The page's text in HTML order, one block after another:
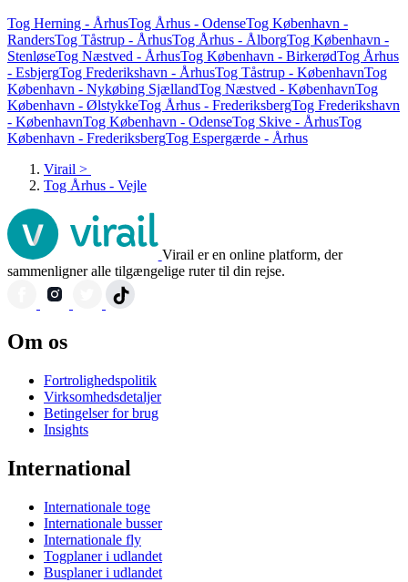
Tog Herning - ÅrhusTog Århus - OdenseTog København -
RandersTog Tåstrup - ÅrhusTog Århus - ÅlborgTog København -
StenløseTog Næstved - ÅrhusTog København - BirkerødTog Århus
- EsbjergTog Frederikshavn - ÅrhusTog Tåstrup - KøbenhavnTog
København - Nykøbing SjællandTog Næstved - KøbenhavnTog
København - ØlstykkeTog Århus - FrederiksbergTog Frederikshavn
- KøbenhavnTog København - OdenseTog Skive - ÅrhusTog
København - FrederiksbergTog Espergærde - Århus
Virail >
Tog Århus - Vejle
Virail er en online platform, der
sammenligner alle tilgængelige ruter til din rejse.
Om os
Fortrolighedspolitik
Virksomhedsdetaljer
Betingelser for brug
Insights
International
Internationale toge
Internationale busser
Internationale fly
Togplaner i udlandet
Busplaner i udlandet